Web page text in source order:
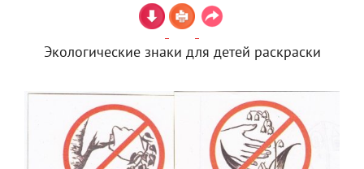
Экологические знаки для детей раскраски